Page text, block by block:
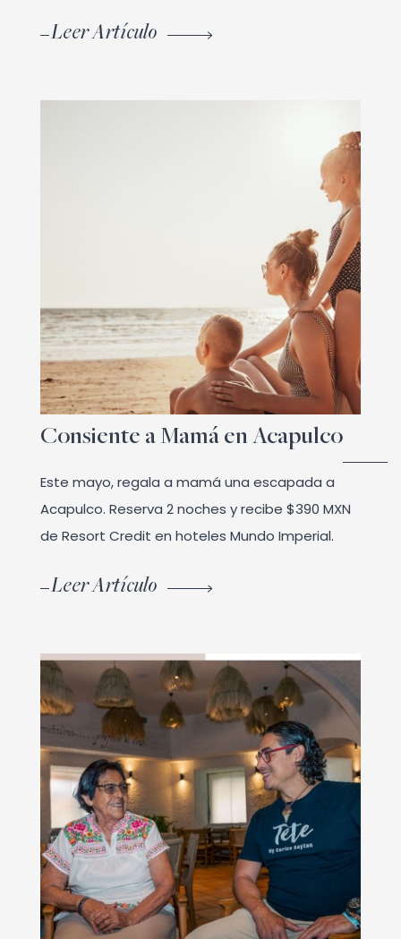
Leer Artículo
Consiente a Mamá en Acapulco
Este mayo, regala a mamá una escapada a
Acapulco. Reserva 2 noches y recibe $390 MXN
de Resort Credit en hoteles Mundo Imperial.
Leer Artículo